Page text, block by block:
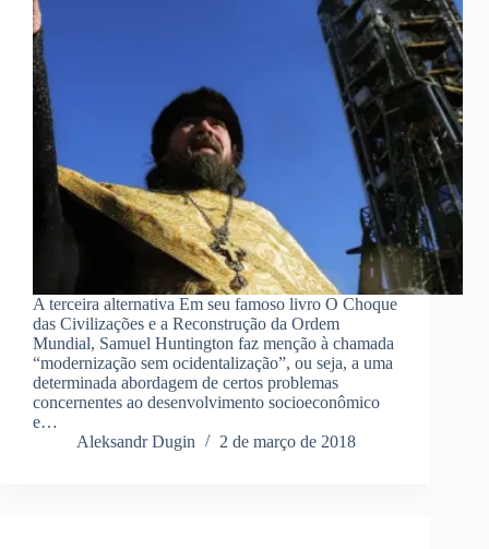
A terceira alternativa Em seu famoso livro O Choque
das Civilizações e a Reconstrução da Ordem
Mundial, Samuel Huntington faz menção à chamada
“modernização sem ocidentalização”, ou seja, a uma
determinada abordagem de certos problemas
concernentes ao desenvolvimento socioeconômico
e…
Aleksandr Dugin
2 de março de 2018